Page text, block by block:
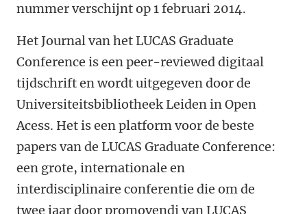
nummer verschijnt op 1 februari 2014.
Het Journal van het LUCAS Graduate
Conference is een peer-reviewed digitaal
tijdschrift en wordt uitgegeven door de
Universiteitsbibliotheek Leiden in Open
Acess. Het is een platform voor de beste
papers van de LUCAS Graduate Conference:
een grote, internationale en
interdisciplinaire conferentie die om de
twee jaar door promovendi van LUCAS